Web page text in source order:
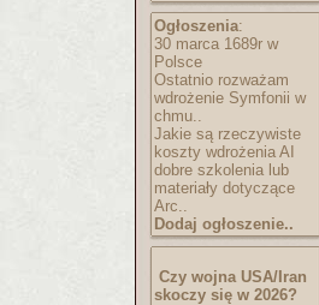
Ogłoszenia:
30 marca 1689r w
Polsce
Ostatnio rozważam
wdrożenie Symfonii w
chmu..
Jakie są rzeczywiste
koszty wdrożenia AI
dobre szkolenia lub
materiały dotyczące
Arc..
Dodaj ogłoszenie..
Czy wojna USA/Iran
skoczy się w 2026?